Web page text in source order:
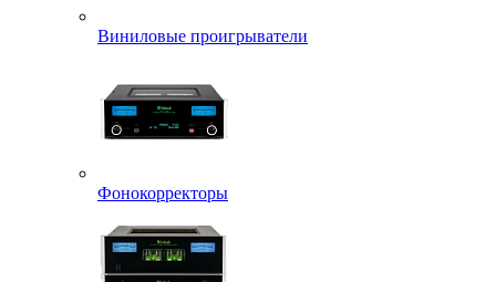
Виниловые проигрыватели
Фонокорректоры